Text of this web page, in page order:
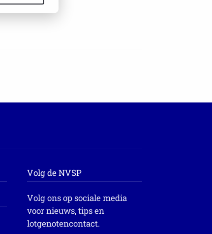
Volg de NVSP
Volg ons op sociale media
voor nieuws, tips en
lotgenotencontact.